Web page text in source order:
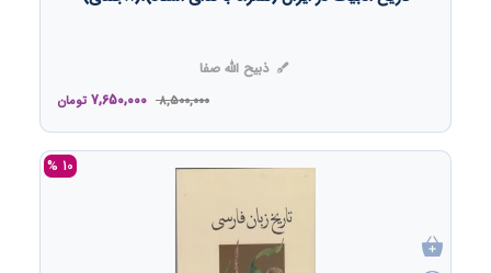
ذبیح الله صفا
8,500,000
7,650,000 تومان
10 %